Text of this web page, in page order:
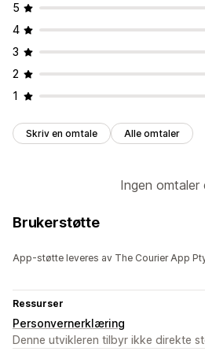
5
4
3
2
1
Skriv en omtale Alle omtaler
Ingen omtaler
Brukerstøtte
App-støtte leveres av The Courier App
Ressurser
Personvernerklæring
Denne utvikleren tilbyr ikke direkte